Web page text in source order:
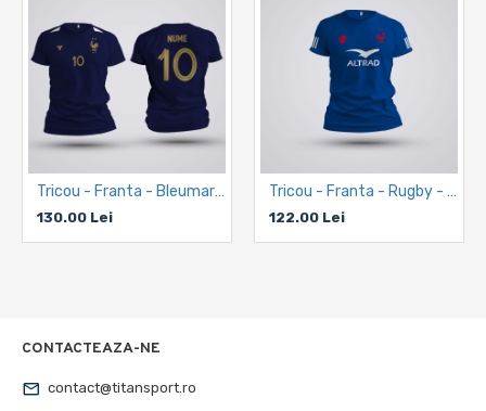
Tricou - Franta - Bleumarin - Personalizat
130.00 Lei
Tricou - Franta - Rugby - Albastru
122.00 Lei
CONTACTEAZA-NE
contact@titansport.ro